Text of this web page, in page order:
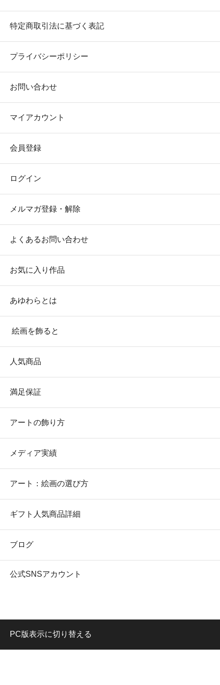
特定商取引法に基づく表記
プライバシーポリシー
お問い合わせ
マイアカウント
会員登録
ログイン
メルマガ登録・解除
よくあるお問い合わせ
お気に入り作品
あゆわらとは
絵画を飾ると
人気商品
満足保証
アートの飾り方
メディア実績
アート：絵画の選び方
ギフト人気商品詳細
ブログ
公式SNSアカウント
PC版表示に切り替える